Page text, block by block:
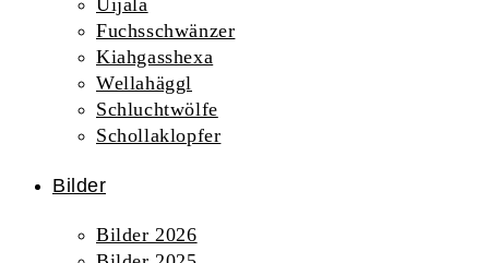
Uijala
Fuchsschwänzer
Kiahgasshexa
Wellahäggl
Schluchtwölfe
Schollaklopfer
Bilder
Bilder 2026